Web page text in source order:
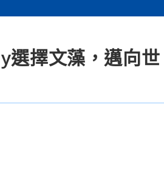
選擇文藻，邁向世